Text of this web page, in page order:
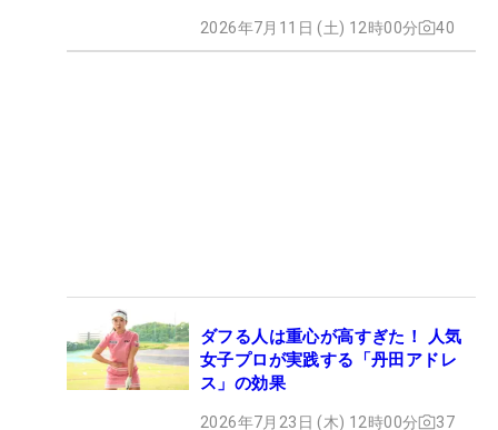
2026年7月11日 (土) 12時00分 40
ダフる人は重心が高すぎた！ 人気
女子プロが実践する「丹田アドレ
ス」の効果
2026年7月23日 (木) 12時00分 37